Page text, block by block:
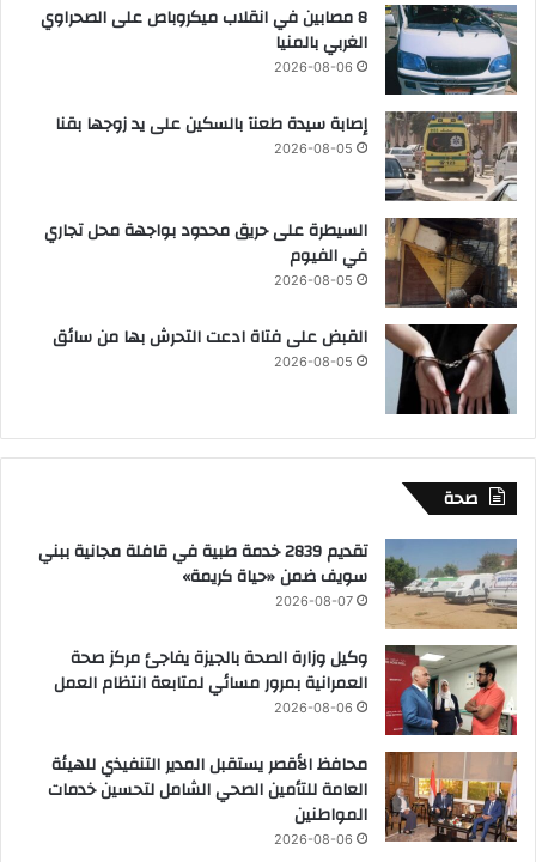
8 مصابين في انقلاب ميكروباص على الصحراوي
الغربي بالمنيا
2026-08-06
إصابة سيدة طعنآ بالسكين على يد زوجها بقنا
2026-08-05
السيطرة على حريق محدود بواجهة محل تجاري
في الفيوم
2026-08-05
القبض على فتاة ادعت التحرش بها من سائق
2026-08-05
صحة
تقديم 2839 خدمة طبية في قافلة مجانية ببني
سويف ضمن «حياة كريمة»
2026-08-07
وكيل وزارة الصحة بالجيزة يفاجئ مركز صحة
العمرانية بمرور مسائي لمتابعة انتظام العمل
2026-08-06
محافظ الأقصر يستقبل المدير التنفيذي للهيئة
العامة للتأمين الصحي الشامل لتحسين خدمات
المواطنين
2026-08-06